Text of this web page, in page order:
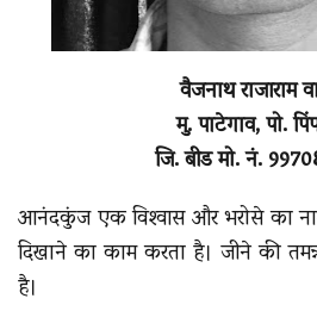
वैजनाथ राजाराम
मु. पाटेगाव, पो.
जि. बीड मो. नं.
आनंदकुंज एक विश्‍वास और भरोसे का
दिखाने का काम करता है। जीने की
है।